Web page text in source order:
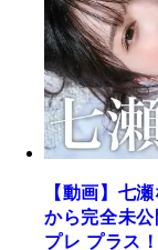
【動画】七
から完全未
プレ プラス